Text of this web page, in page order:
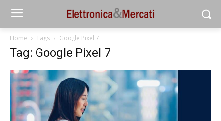
Home Tags Google Pixel 7
Tag: Google Pixel 7